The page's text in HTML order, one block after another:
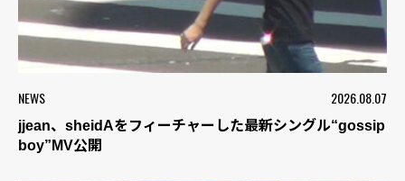
NEWS 2026.08.07
jjean、sheidAをフィーチャーした最新シングル“gossip
boy”MV公開